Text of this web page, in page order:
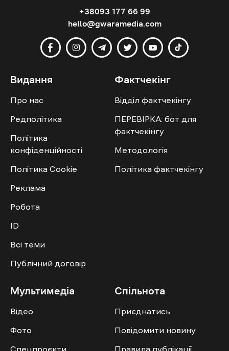
+38093 177 66 99
hello@gwaramedia.com
Видання
Про нас
Редполітика
Політика
конфіденційності
Політика Cookie
Реклама
Робота
ID
Всі теми
Публічний договір
Фактчекінг
Відділ фактчекінгу
ПЕРЕВІРКА: бот для
фактчекінгу
Методологія
Політика фактчекінгу
Мультимедіа
Відео
Фото
Спецпроєкти
Спільнота
Приєднатись
Повідомити новину
Правила публікації